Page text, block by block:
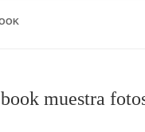
muestra